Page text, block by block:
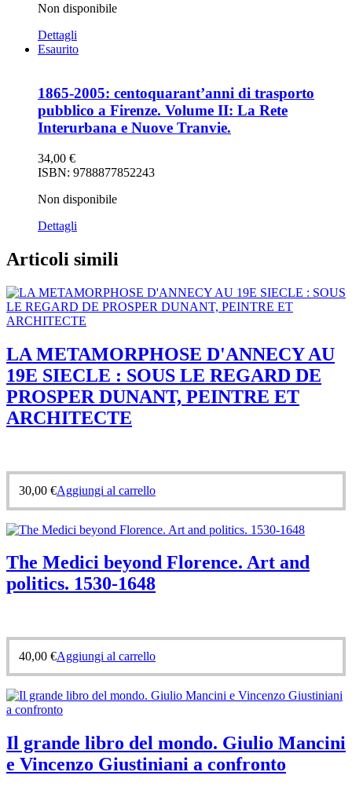
Non disponibile
Dettagli
Esaurito
1865-2005: centoquarant’anni di trasporto
pubblico a Firenze. Volume II: La Rete
Interurbana e Nuove Tranvie.
34,00 €
ISBN: 9788877852243
Non disponibile
Dettagli
Articoli simili
LA METAMORPHOSE D'ANNECY AU
19E SIECLE : SOUS LE REGARD DE
PROSPER DUNANT, PEINTRE ET
ARCHITECTE
30,00 €Aggiungi al carrello
The Medici beyond Florence. Art and
politics. 1530-1648
40,00 €Aggiungi al carrello
Il grande libro del mondo. Giulio Mancini
e Vincenzo Giustiniani a confronto